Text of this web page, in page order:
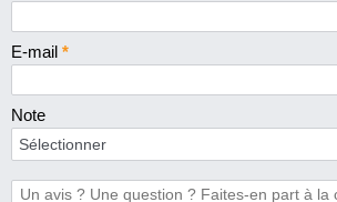
En 2010 7.6 9 €
E-mail *
Note